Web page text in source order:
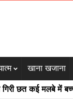
खाना खजाना
छत कई मलबे में बच्चे दबे